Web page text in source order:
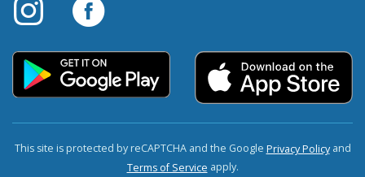
This site is protected by reCAPTCHA and the Google Privacy Policyand
Terms of Service apply.